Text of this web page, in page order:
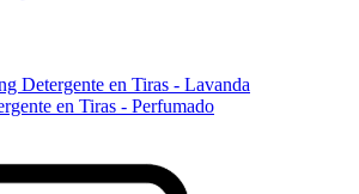
Detergente en Tiras - Lavanda
en Tiras - Perfumado